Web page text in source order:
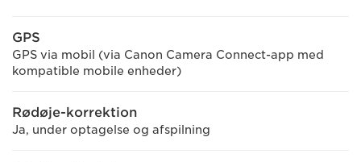
GPS
GPS via mobil (via Canon Camera Connect-app med
kompatible mobile enheder)
Rødøje-korrektion
Ja, under optagelse og afspilning